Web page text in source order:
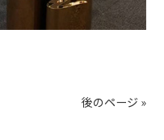
後のページ »